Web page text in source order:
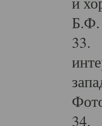
Б.Ф.
33.
34.